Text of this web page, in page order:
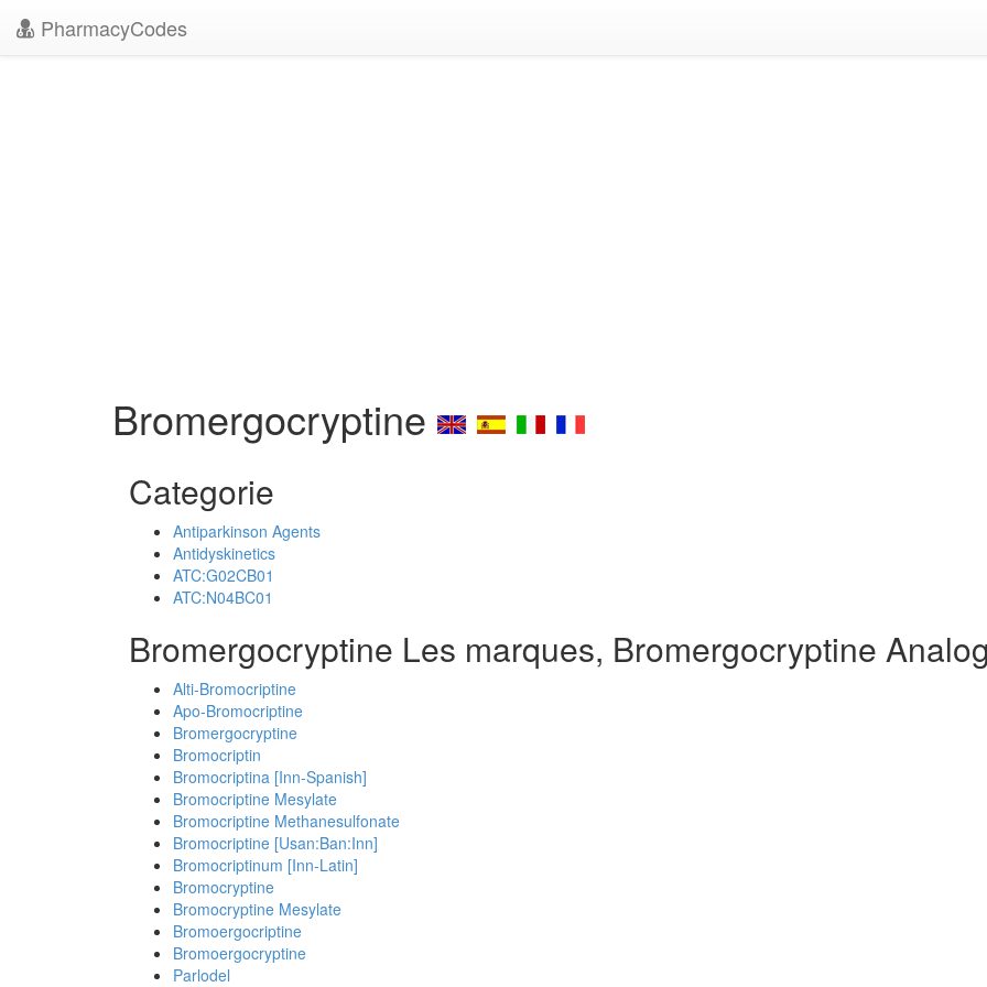
PharmacyCodes
Bromergocryptine
Categorie
Antiparkinson Agents
Antidyskinetics
ATC:G02CB01
ATC:N04BC01
Bromergocryptine Les marques, Bromergocryptine
Alti-Bromocriptine
Apo-Bromocriptine
Bromergocryptine
Bromocriptin
Bromocriptina [Inn-Spanish]
Bromocriptine Mesylate
Bromocriptine Methanesulfonate
Bromocriptine [Usan:Ban:Inn]
Bromocriptinum [Inn-Latin]
Bromocryptine
Bromocryptine Mesylate
Bromoergocriptine
Bromoergocryptine
Parlodel